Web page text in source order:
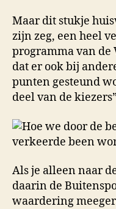
Maar dit stukje
zijn zeg, een heel
programma van de
dat er ook bij
punten gesteund
deel van de kiezers”
Als je alleen naar
daarin de
waardering